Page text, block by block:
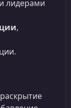
лидерами
,